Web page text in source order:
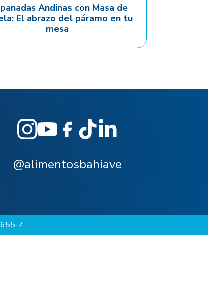
Andinas con Masa de
El abrazo del páramo en tu
mesa
@alimentosbahiave
7